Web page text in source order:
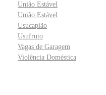
União Estável
União Estável
Usucapião
Usufruto
Vagas de Garagem
Violência Doméstica